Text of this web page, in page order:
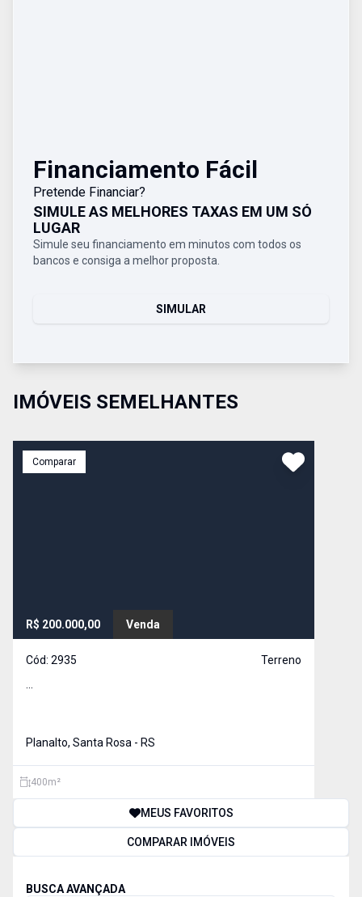
Financiamento Fácil
Pretende Financiar?
SIMULE AS MELHORES TAXAS EM UM SÓ
LUGAR
Simule seu financiamento em minutos com todos os
bancos e consiga a melhor proposta.
SIMULAR
IMÓVEIS SEMELHANTES
Comparar
R$ 200.000,00 Venda
Cód: 2935
Terreno
Planalto, Santa Rosa - RS
400m²
MEUS FAVORITOS
COMPARAR IMÓVEIS
BUSCA AVANÇADA